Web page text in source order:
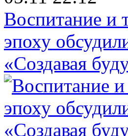
Воспитание и
эпоху
«Создавая